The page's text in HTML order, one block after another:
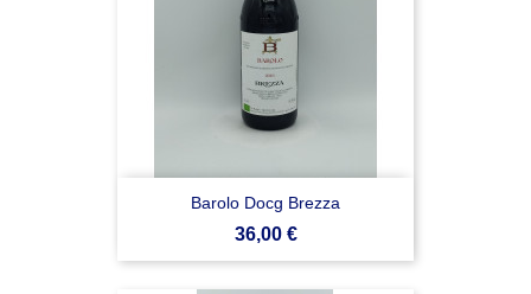
Barolo Docg Brezza
Prezzo
36,00 €